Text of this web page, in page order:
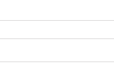
pour ajouter des